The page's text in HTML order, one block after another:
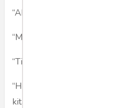
“Aku realistis saja.”
“Maksudmu?”
“Tidak ada yang salah dengan
“Hmm… kamu tak beda jauh
kita yang menikah lagi setelah